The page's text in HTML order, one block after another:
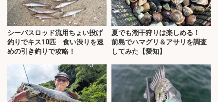
シーバスロッド流用ちょい投げ
釣りでキス10匹 食い渋りを速
めの引き釣りで攻略！
夏でも潮干狩りは楽しめる！
前島でハマグリ＆アサリを調査
してみた【愛知】